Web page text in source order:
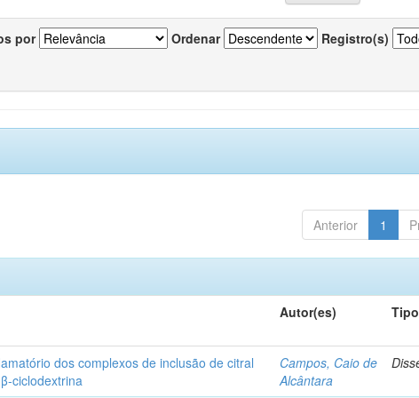
por Ordenar Registro(s)
Anterior 1
Autor(es) Tipo
dos complexos de inclusão de citral
ciclodextrina
Campos, Caio de
Alcântara